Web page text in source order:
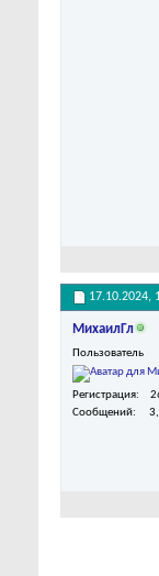
17.10.2024,
МихаилГл
Пользователь
Регистрация
Сообщений